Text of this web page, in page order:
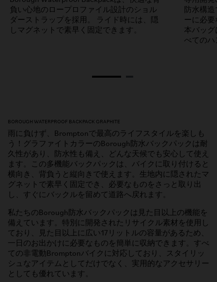
負い心地のロープロファイル設計のショル
ダーストラップを採用。 ライド時には、隠
しマグネットで素早く固定できます。
防水構
ーに必
本バッ
べての
BOROUGH WATERPROOF BACKPACK GRAPHITE
雨に負けず、Bromptonで最高のライフスタイルを楽しも
う！グラファイトカラーのBorough防水バックパックは耐
久性があり、防水性も備え、どんな天候でも安心して使え
ます。この多機能バックパックは、バイクに取り付けると
横向き、背負うと縦向きで使えます。生地内に隠されたマ
グネットで素早く固定でき、必要なものをさっと取り出
し、すぐにバックルを留めて道路へ戻れます。
私たちのBorough防水バックパックは見た目以上の機能を
備えています。特別に開発されたリサイクル素材を使用し
ており、見た目以上に広い17リットルの容量があるため、
一日のお出かけに必要なものを簡単に収納できます。すべ
ての非電動Bromptonバイクに対応しており、スタイリッ
シュなアイテムとしてだけでなく、実用的なアクセサリー
としても優れています。